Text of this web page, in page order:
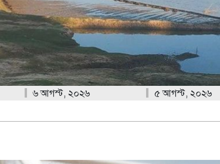
৬ আগস্ট, ২০২৬ ৫ আগস্ট, ২০২৬
রাজধানীর দেয়ালে গ্রাফিতি